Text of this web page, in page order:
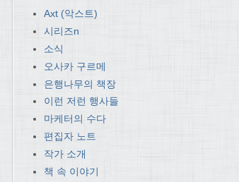
Axt (악스트)
시리즈n
소식
오사카 구르메
은행나무의 책장
이런 저런 행사들
마케터의 수다
편집자 노트
작가 소개
책 속 이야기